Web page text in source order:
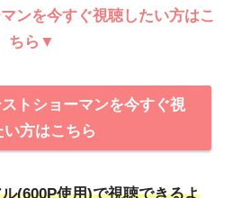
ンを今すぐ視聴したい方はこ
ちら▼
トショーマンを今すぐ視
い方はこちら
(600P使用)で視聴できるよ